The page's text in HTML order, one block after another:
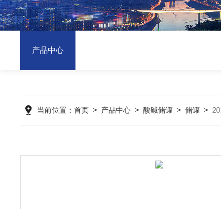
产品中心
当前位置： 首页> 产品中心> 酸碱储罐> 储罐>